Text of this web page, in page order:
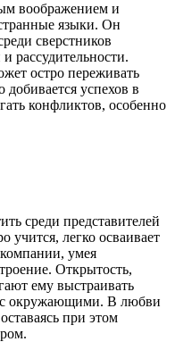
воображением и
языки. Он
сверстников
рассудительности.
остро переживать
добивается успехов в
конфликтов, особенно
среди представителей
легко осваивает
умея
Открытость,
ему выстраивать
окружающими. В любви
при этом